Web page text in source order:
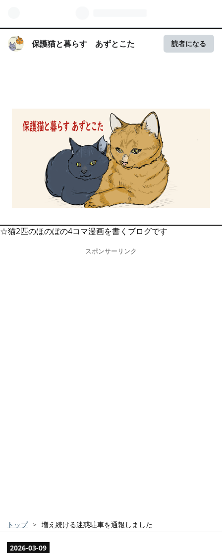
保護猫と暮らす あずとこた 読者になる
☆猫2匹のほのぼの4コマ漫画を書くブログです
スポンサーリンク
トップ > 増え続ける迷惑駐車を通報しました
2026-03-09